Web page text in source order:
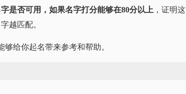
是否可用，如果名字打分能够在80分以上 ，证明这
越匹配。
给你起名带来参考和帮助。